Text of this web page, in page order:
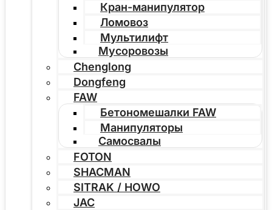
Кран-манипулятор
Ломовоз
Мультилифт
Мусоровозы
Chenglong
Dongfeng
FAW
Бетономешалки FAW
Манипуляторы
Самосвалы
FOTON
SHACMAN
SITRAK / HOWO
JAC